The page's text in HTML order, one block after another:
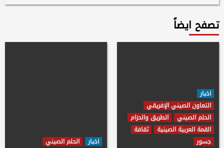
تصفح ايضاً
اخبار
التعاون الصيني الإفريقي
الحلم الصيني
الطريق والحزام
القمة العربية الصينية
ثقافة
جسور
اخبار الحلم الصيني